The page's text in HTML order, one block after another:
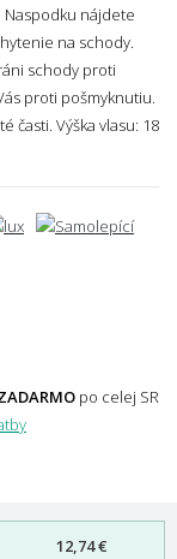
nájdete
na schody.
schody proti
proti pošmyknutiu.
časti. Výška vlasu: 18
po celej SR
12,74 €